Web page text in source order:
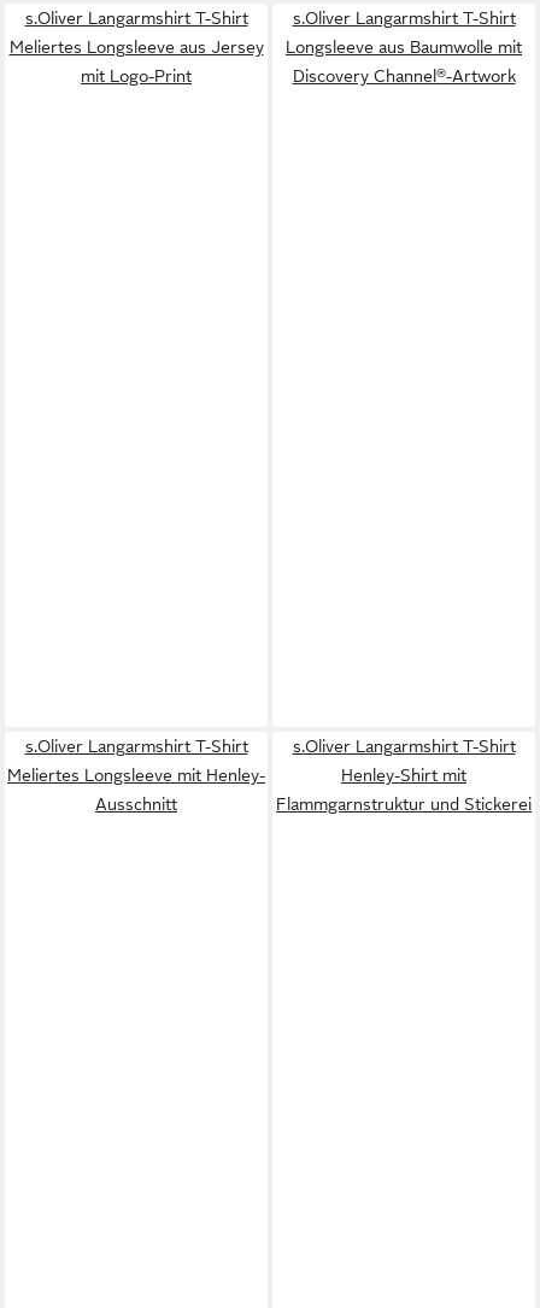
s.Oliver Langarmshirt T-Shirt
Meliertes Longsleeve aus Jersey
mit Logo-Print
s.Oliver Langarmshirt T-Shirt
Longsleeve aus Baumwolle mit
Discovery Channel®-Artwork
s.Oliver Langarmshirt T-Shirt
Meliertes Longsleeve mit Henley-
Ausschnitt
s.Oliver Langarmshirt T-Shirt
Henley-Shirt mit
Flammgarnstruktur und Stickerei